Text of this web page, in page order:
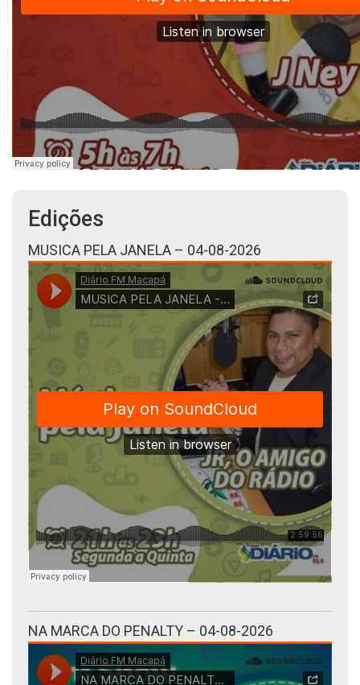
Edições
MUSICA PELA JANELA – 04-08-2026
NA MARCA DO PENALTY – 04-08-2026